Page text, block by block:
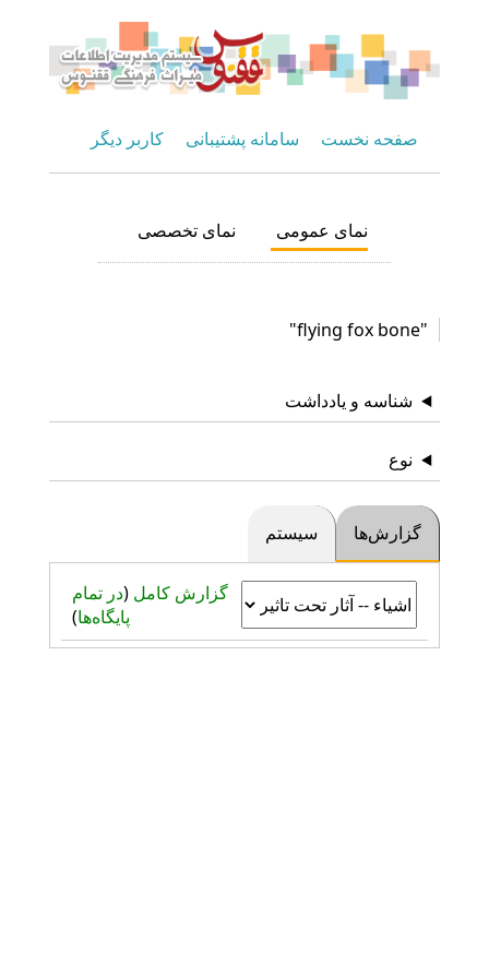
صفحه نخست سامانه پشتیبانی کاربر دیگر
نمای عمومی نمای تخصصی
"flying fox bone"
شناسه و یادداشت
نوع
گزارش‌ها سیستم
گزارش کامل (در تمام
پایگاه‌ها)